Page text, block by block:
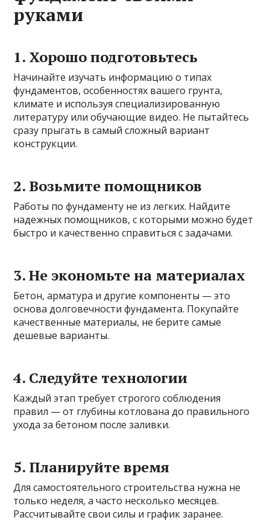
руками
1. Хорошо подготовьтесь
Начинайте изучать информацию о типах
фундаментов, особенностях вашего грунта,
климате и используя специализированную
литературу или обучающие видео. Не пытайтесь
сразу прыгать в самый сложный вариант
конструкции.
2. Возьмите помощников
Работы по фундаменту не из легких. Найдите
надежных помощников, с которыми можно будет
быстро и качественно справиться с задачами.
3. Не экономьте на материалах
Бетон, арматура и другие компоненты — это
основа долговечности фундамента. Покупайте
качественные материалы, не берите самые
дешевые варианты.
4. Следуйте технологии
Каждый этап требует строгого соблюдения
правил — от глубины котлована до правильного
ухода за бетоном после заливки.
5. Планируйте время
Для самостоятельного строительства нужна не
только неделя, а часто несколько месяцев.
Рассчитывайте свои силы и график заранее.